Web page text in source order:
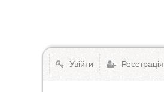
Увійти Реєстрація